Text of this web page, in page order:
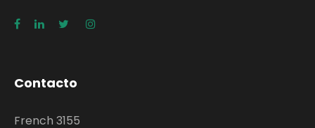
Contacto
French 3155